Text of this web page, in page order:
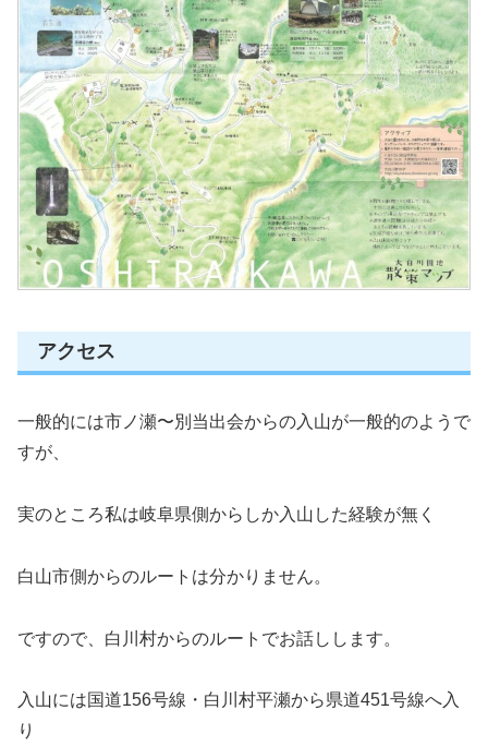
アクセス
一般的には市ノ瀬〜別当出会からの入山が一般的のようで
すが、
実のところ私は岐阜県側からしか入山した経験が無く
白山市側からのルートは分かりません。
ですので、白川村からのルートでお話しします。
入山には国道156号線・白川村平瀬から県道451号線へ入
り